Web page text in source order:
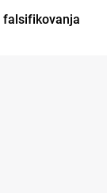
falsifikovanja